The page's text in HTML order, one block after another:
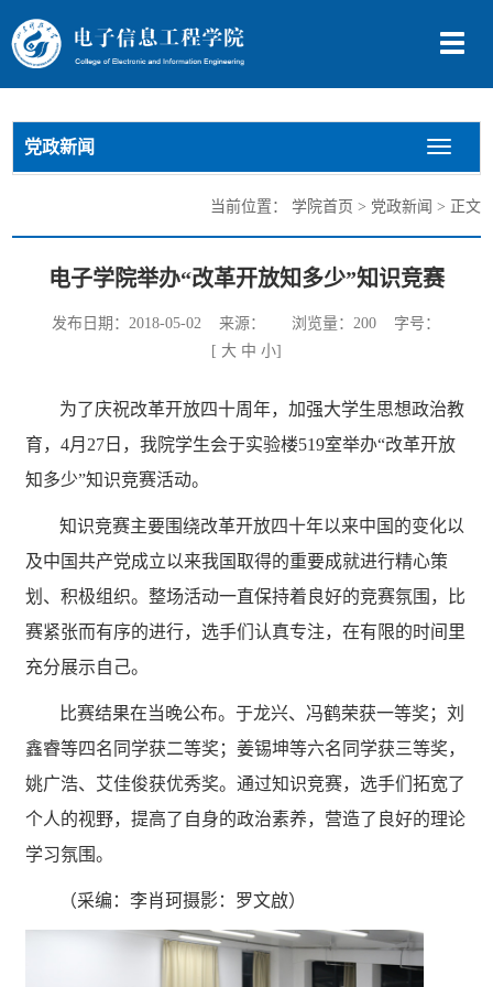
切
导
党政新闻
切
换
航
当前位置： 学院首页 > 党政新闻 > 正文
电子学院举办“改革开放知多少”知识竞赛
发布日期：2018-05-02 来源： 浏览量：200 字号：
[ 大 中 小]
为了庆祝改革开放四十周年，加强大学生思想政治教
育，4月27日，我院学生会于实验楼519室举办“改革开放
知多少”知识竞赛活动。
知识竞赛主要围绕改革开放四十年以来中国的变化以
及中国共产党成立以来我国取得的重要成就进行精心策
划、积极组织。整场活动一直保持着良好的竞赛氛围，比
赛紧张而有序的进行，选手们认真专注，在有限的时间里
充分展示自己。
比赛结果在当晚公布。于龙兴、冯鹤荣获一等奖；刘
鑫睿等四名同学获二等奖；姜锡坤等六名同学获三等奖，
姚广浩、艾佳俊获优秀奖。通过知识竞赛，选手们拓宽了
个人的视野，提高了自身的政治素养，营造了良好的理论
学习氛围。
（采编：李肖珂摄影：罗文啟）